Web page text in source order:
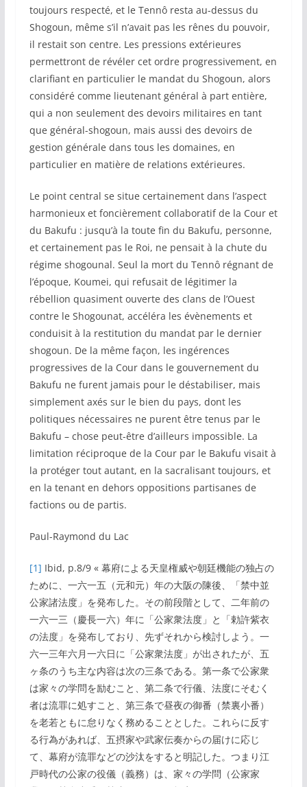
toujours respecté, et le Tennô resta au-dessus du
Shogoun, même s’il n’avait pas les rênes du pouvoir,
il restait son centre. Les pressions extérieures
permettront de révéler cet ordre progressivement, en
clarifiant en particulier le mandat du Shogoun, alors
considéré comme lieutenant général à part entière,
qui a non seulement des devoirs militaires en tant
que général-shogoun, mais aussi des devoirs de
gestion générale dans tous les domaines, en
particulier en matière de relations extérieures.
Le point central se situe certainement dans l’aspect
harmonieux et foncièrement collaboratif de la Cour et
du Bakufu : jusqu’à la toute fin du Bakufu, personne,
et certainement pas le Roi, ne pensait à la chute du
régime shogounal. Seul la mort du Tennô régnant de
l’époque, Koumei, qui refusait de légitimer la
rébellion quasiment ouverte des clans de l’Ouest
contre le Shogounat, accéléra les évènements et
conduisit à la restitution du mandat par le dernier
shogoun. De la même façon, les ingérences
progressives de la Cour dans le gouvernement du
Bakufu ne furent jamais pour le déstabiliser, mais
simplement axés sur le bien du pays, dont les
politiques nécessaires ne purent être tenus par le
Bakufu – chose peut-être d’ailleurs impossible. La
limitation réciproque de la Cour par le Bakufu visait à
la protéger tout autant, en la sacralisant toujours, et
en la tenant en dehors oppositions partisanes de
factions ou de partis.
Paul-Raymond du Lac
[1] Ibid, p.8/9 « 幕府による天皇権威や朝廷機能の独占の
ために、一六一五（元和元）年の大阪の陳後、「禁中並
公家諸法度」を発布した。その前段階として、二年前の
一六一三（慶長一六）年に「公家衆法度」と「勅許紫衣
の法度」を発布しており、先ずそれから検討しよう。一
六一三年六月一六日に「公家衆法度」が出されたが、五
ヶ条のうち主な内容は次の三条である。第一条で公家衆
は家々の学問を励むこと、第二条で行儀、法度にそむく
者は流罪に処すこと、第三条で昼夜の御番（禁裏小番）
を老若ともに怠りなく務めることとした。これらに反す
る行為があれば、五摂家や武家伝奏からの届けに応じ
て、幕府が流罪などの沙汰をすると明記した。つまり江
戸時代の公家の役儀（義務）は、家々の学問（公家家